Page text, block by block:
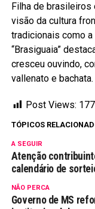
Filha de brasileiros
visão da cultura
tradicionais como
“Brasiguaia”
cresceu ouvindo,
vallenato e bachata.
Post Views: 177
TÓPICOS
A SEGUIR
Atenção
calendário de
NÃO PERCA
Governo de MS